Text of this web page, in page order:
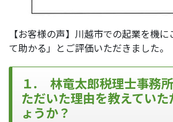
【お客様の声】川越市での起業を機
て助かる」とご評価いただきました。
１. 林竜太郎税理士事務
ただいた理由を教えてい
ょうか？